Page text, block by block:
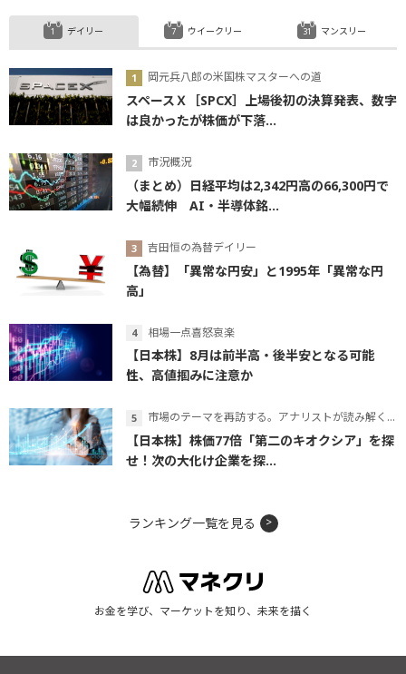
デイリー
岡元兵八郎の米国株マスターへの道
スペースＸ［SPCX］上場後初の決算発表、数字
は良かったが株価が下落...
市況概況
（まとめ）日経平均は2,342円高の66,300円で
大幅続伸 AI・半導体銘...
吉田恒の為替デイリー
【為替】「異常な円安」と1995年「異常な円
高」
相場一点喜怒哀楽
【日本株】8月は前半高・後半安となる可能
性、高値掴みに注意か
市場のテーマを再訪する。アナリストが読み解くテーマの本質
【日本株】株価77倍「第二のキオクシア」を探
せ！次の大化け企業を探...
ウイークリー マンスリー
ランキング一覧を見る
お金を学び、マーケットを知り、未来を描く